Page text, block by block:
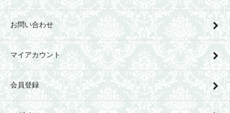
お問い合わせ
マイアカウント
会員登録